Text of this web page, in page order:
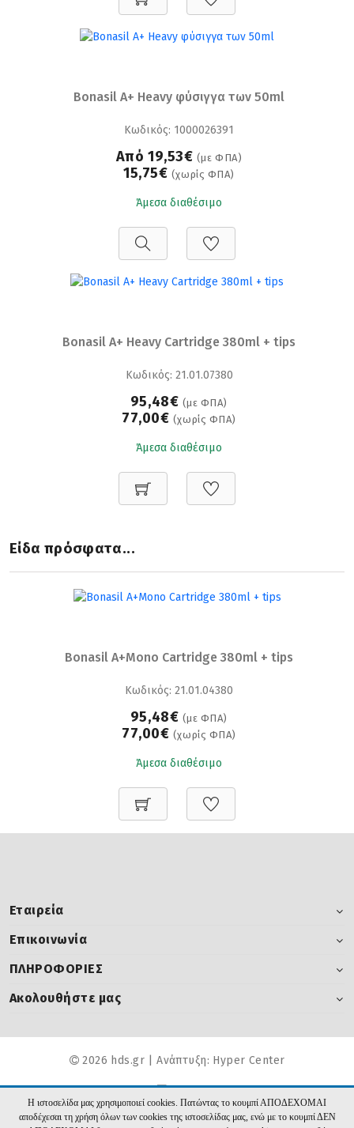
Bonasil A+ Heavy φύσιγγα των 50ml
Κωδικός: 1000026391
Από 19,53€ (με ΦΠΑ)
15,75€ (χωρίς ΦΠΑ)
Άμεσα διαθέσιμο
Bonasil A+ Heavy Cartridge 380ml + tips
Κωδικός: 21.01.07380
95,48€ (με ΦΠΑ)
77,00€ (χωρίς ΦΠΑ)
Άμεσα διαθέσιμο
Είδα πρόσφατα...
Bonasil A+Mono Cartridge 380ml + tips
Κωδικός: 21.01.04380
95,48€ (με ΦΠΑ)
77,00€ (χωρίς ΦΠΑ)
Άμεσα διαθέσιμο
Εταιρεία
Επικοινωνία
ΠΛΗΡΟΦΟΡΙΕΣ
Ακολουθήστε μας
2026 hds.gr | Ανάπτυξη: Hyper Center
Η ιστοσελίδα μας χρησιμοποιεί cookies. Πατώντας το κουμπί ΑΠΟΔΕΧΟΜΑΙ
αποδέχεσαι τη χρήση όλων των cookies της ιστοσελίδας μας, ενώ με το κουμπί ΔΕΝ